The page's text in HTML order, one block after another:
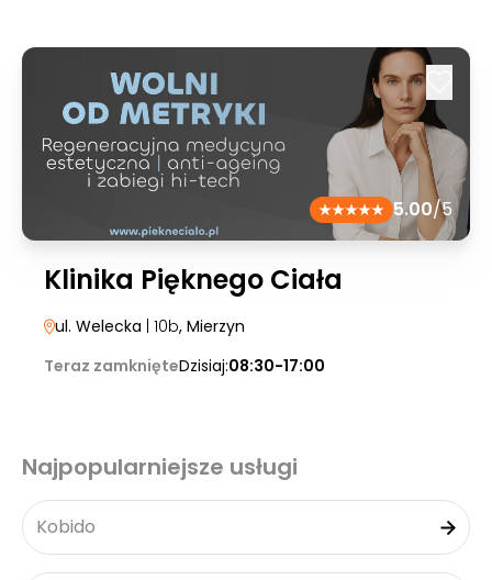
5.00/5
Klinika Pięknego Ciała
ul. Welecka | 10b, Mierzyn
Teraz zamknięteDzisiaj:08:30-17:00
Najpopularniejsze usługi
Kobido